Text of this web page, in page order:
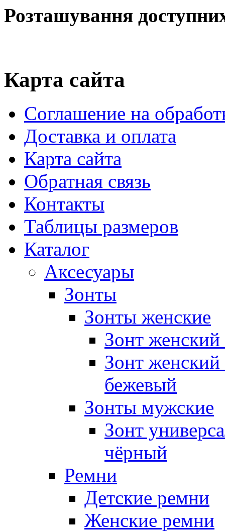
Розташування
Карта сайта
Соглашение на
Доставка и оплата
Карта сайта
Обратная связь
Контакты
Таблицы размеров
Каталог
Аксесуары
Зонты
Зонты женские
Зонт женский
Зонт женский
бежевый
Зонты мужские
Зонт
чёрный
Ремни
Детские ремни
Женские ремни